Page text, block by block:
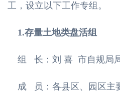
工，设立以下工作专组。
1.存量土地类盘活组
组 长：刘 喜 市自规局
成 员：各县区、园区主